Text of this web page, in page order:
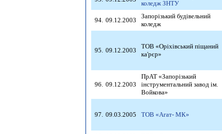
коледж ЗНТУ
94. 09.12.2003
Запорізький будівельний
коледж
95. 09.12.2003
ТОВ «Оріхівський піщаний
ка'рєр»
96. 09.12.2003
ПрАТ «Запорізький
інструментальний завод ім.
Войкова»
97. 09.03.2005 ТОВ «Агат- МК»